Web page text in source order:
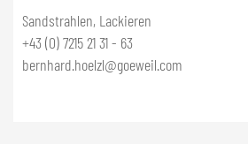
Sandstrahlen, Lackieren
+43 (0) 7215 21 31 - 63
bernhard.hoelzl@goeweil.com